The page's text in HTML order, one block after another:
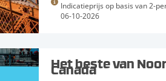
Indicatieprijs op basis van 2-
06-10-2026
Het beste van
Canada